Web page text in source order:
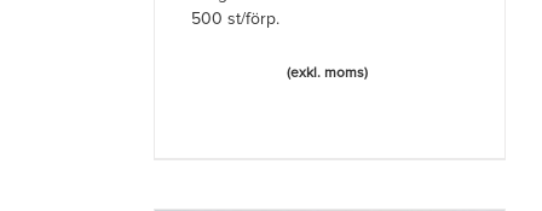
500 st/förp.
(exkl. moms)